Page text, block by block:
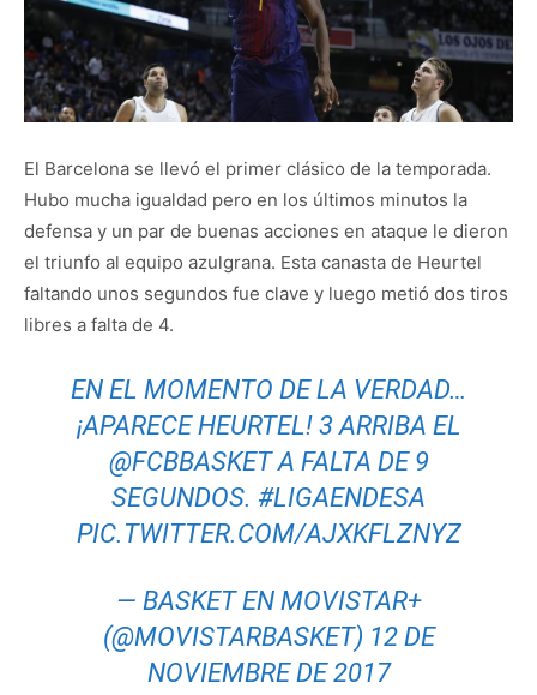
El Barcelona se llevó el primer clásico de la temporada.
Hubo mucha igualdad pero en los últimos minutos la
defensa y un par de buenas acciones en ataque le dieron
el triunfo al equipo azulgrana. Esta canasta de Heurtel
faltando unos segundos fue clave y luego metió dos tiros
libres a falta de 4.
EN EL MOMENTO DE LA VERDAD…
¡APARECE HEURTEL! 3 ARRIBA EL
@FCBBASKETA FALTA DE 9
SEGUNDOS. #LIGAENDESA
PIC.TWITTER.COM/AJXKFLZNYZ
— BASKET EN MOVISTAR+
(@MOVISTARBASKET) 12 DE
NOVIEMBRE DE 2017